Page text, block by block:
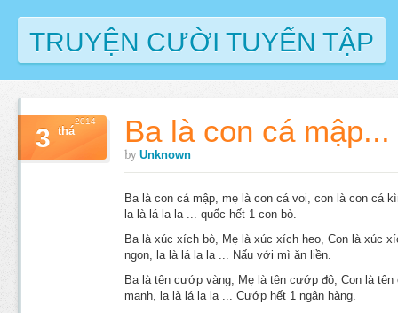
TRUYỆN CƯỜI TUYỂN TẬP
Ba là con cá mập...
by Unknown
3 thá
2014
Ba là con cá mập, mẹ là con cá voi, con là con cá
la là lá la la ... quốc hết 1 con bò.
Ba là xúc xích bò, Mẹ là xúc xích heo, Con là xúc
ngon, la là lá la la ... Nấu với mì ăn liền.
Ba là tên cướp vàng, Mẹ là tên cướp đô, Con là
manh, la là lá la la ... Cướp hết 1 ngân hàng.